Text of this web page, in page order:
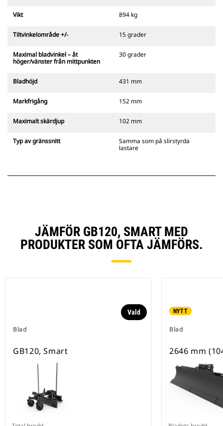
Vikt 894 kg
Tiltvinkelområde +/- 15 grader
Maximal bladvinkel – åt
höger/vänster från mittpunkten
30 grader
Bladhöjd 431 mm
Markfrigång 152 mm
Maximalt skärdjup 102 mm
Typ av gränssnitt
Samma som på slirstyrda
lastare
JÄMFÖR GB120, SMART MED
PRODUKTER SOM OFTA JÄMFÖRS.
Blad
Vald
GB120, Smart
NYTT
Blad
2646 mm